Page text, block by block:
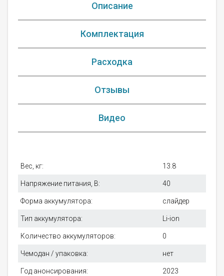
Описание
Комплектация
Расходка
Отзывы
Видео
Вес, кг: 13.8
Напряжение питания, В: 40
Форма аккумулятора: слайдер
Тип аккумулятора: Li-ion
Количество аккумуляторов: 0
Чемодан / упаковка: нет
Год анонсирования: 2023